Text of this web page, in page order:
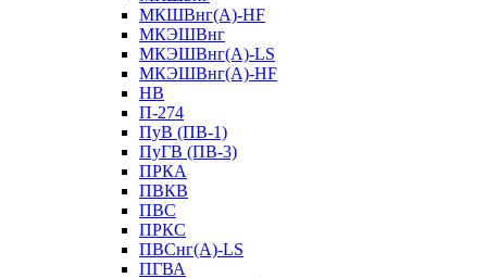
МКШВнг(А)-HF
МКЭШВнг
МКЭШВнг(А)-LS
МКЭШВнг(А)-HF
НВ
П-274
ПуВ (ПВ-1)
ПуГВ (ПВ-3)
ПРКА
ПВКВ
ПВС
ПРКС
ПВСнг(А)-LS
ПГВА